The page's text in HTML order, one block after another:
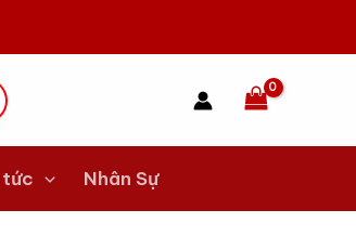
tức Nhân Sự